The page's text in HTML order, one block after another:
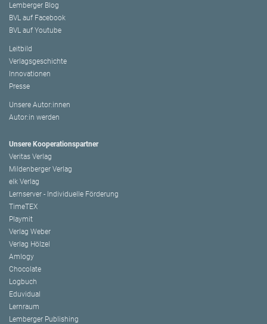
Lemberger Blog
BVL auf Facebook
BVL auf Youtube
Leitbild
Verlagsgeschichte
Innovationen
Presse
Unsere Autor:innen
Autor:in werden
Unsere Kooperationspartner
Veritas Verlag
Mildenberger Verlag
elk Verlag
Lernserver - Individuelle Förderung
TimeTEX
Playmit
Verlag Weber
Verlag Hölzel
Amlogy
Chocolate
Logbuch
Eduvidual
Lernraum
Lemberger Publishing